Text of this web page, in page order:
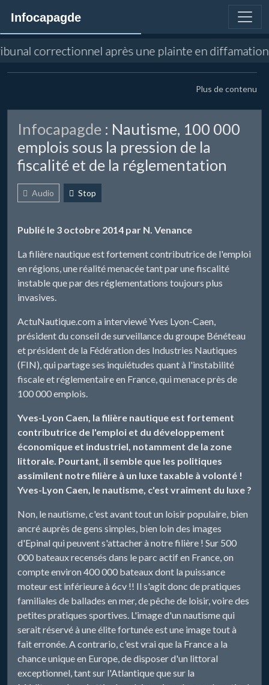
Infocapagde
correctionnel après une plainte en diffamation
Plus de contenu
Infocapagde : Nautisme, 100 000
emplois sous la pression de la
fiscalité et de la réglementation
Audio Stop
Publié le 3 octobre 2014 par N. Venance
La filière nautique est fortement contributrice de l'emploi
en régions, une réalité menacée tant par une fiscalité
instable que par des réglementations toujours plus
invasives.
ActuNautique.com a interviewé Yves Lyon-Caen,
président du conseil de surveillance du groupe Bénéteau
et président de la Fédération des Industries Nautiques
(FIN), qui partage ses inquiétudes quant à l'instabilité
fiscale et réglementaire en France, qui menace près de
100 000 emplois.
Yves-Lyon Caen, la filière nautique est fortement
contributrice de l'emploi et du développement
économique et industriel, notamment de la zone
littorale. Pourtant, il semble que les politiques
assimilent notre filière à un luxe taxable à volonté !
Yves-Lyon Caen, le nautisme, c'est vraiment du luxe ?
Non, le nautisme, c'est avant tout un loisir populaire, bien
ancré auprès de gens simples, bien loin des images
d'Epinal qui peuvent s'attacher à notre filière ! Sur 500
000 bateaux recensés dans le parc actif en France, on
compte environ 400 000 bateaux dont la puissance
moteur est inférieure à 6cv !! Il s'agit donc de pratiques
familiales de ballades en mer, de pêche de loisir, voire des
petites pratiques sportives. L'image d'un nautisme qui
serait réservé à une élite fortunée est une image tout à
fait erronée. A contrario, c'est vrai que la France a la
chance unique en Europe, de disposer d'un littoral
exceptionnel, tant sur l'Atlantique que sur la